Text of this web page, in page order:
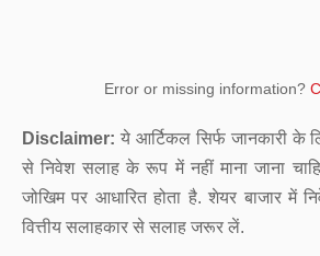
Error or missing information?
Disclaimer: ये आर्टिकल सिर्फ जानकारी के
से निवेश सलाह के रूप में नहीं माना जाना
जोखिम पर आधारित होता है. शेयर बाजार
वित्तीय सलाहकार से सलाह जरूर लें.